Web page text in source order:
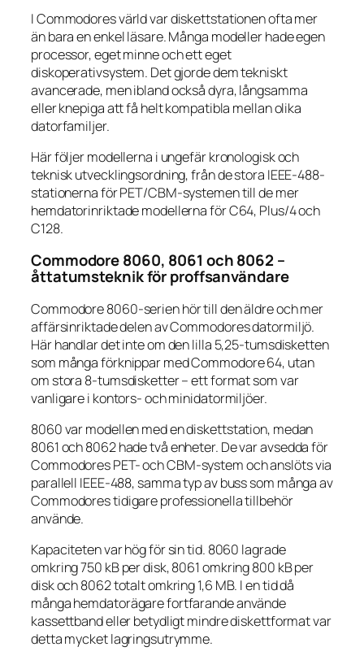
I Commodores värld var diskettstationen ofta mer
än bara en enkel läsare. Många modeller hade egen
processor, eget minne och ett eget
diskoperativsystem. Det gjorde dem tekniskt
avancerade, men ibland också dyra, långsamma
eller knepiga att få helt kompatibla mellan olika
datorfamiljer.
Här följer modellerna i ungefär kronologisk och
teknisk utvecklingsordning, från de stora IEEE-488-
stationerna för PET/CBM-systemen till de mer
hemdatorinriktade modellerna för C64, Plus/4 och
C128.
Commodore 8060, 8061 och 8062 –
åttatumsteknik för proffsanvändare
Commodore 8060-serien hör till den äldre och mer
affärsinriktade delen av Commodores datormiljö.
Här handlar det inte om den lilla 5,25-tumsdisketten
som många förknippar med Commodore 64, utan
om stora 8-tumsdisketter – ett format som var
vanligare i kontors- och minidatormiljöer.
8060 var modellen med en diskettstation, medan
8061 och 8062 hade två enheter. De var avsedda för
Commodores PET- och CBM-system och anslöts via
parallell IEEE-488, samma typ av buss som många av
Commodores tidigare professionella tillbehör
använde.
Kapaciteten var hög för sin tid. 8060 lagrade
omkring 750 kB per disk, 8061 omkring 800 kB per
disk och 8062 totalt omkring 1,6 MB. I en tid då
många hemdatorägare fortfarande använde
kassettband eller betydligt mindre diskettformat var
detta mycket lagringsutrymme.